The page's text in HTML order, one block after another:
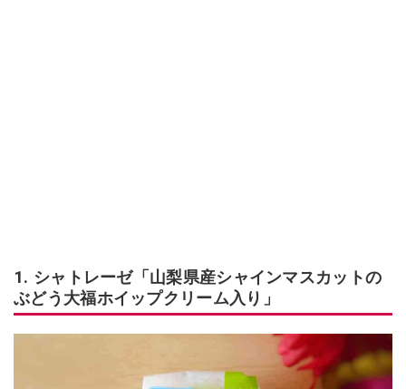
1. シャトレーゼ「山梨県産シャインマスカットの
ぶどう大福ホイップクリーム入り」